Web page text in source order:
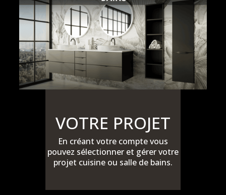
VOTRE PROJET
En créant votre compte vous
pouvez sélectionner et gérer votre
projet cuisine ou salle de bains.